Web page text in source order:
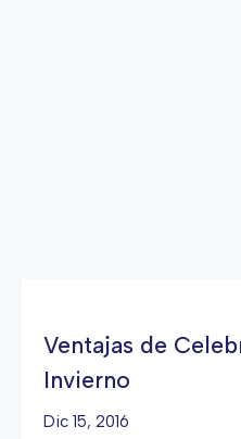
Ventajas de
Invierno
Dic 15, 2016